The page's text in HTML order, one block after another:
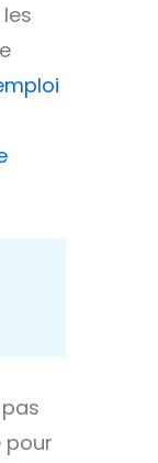
pour